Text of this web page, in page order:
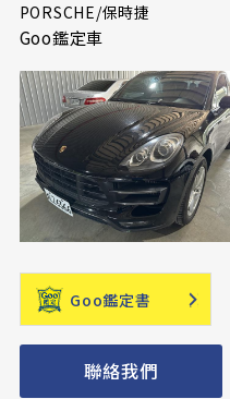
PORSCHE/保時捷
Goo鑑定車
Goo鑑定書
聯絡我們